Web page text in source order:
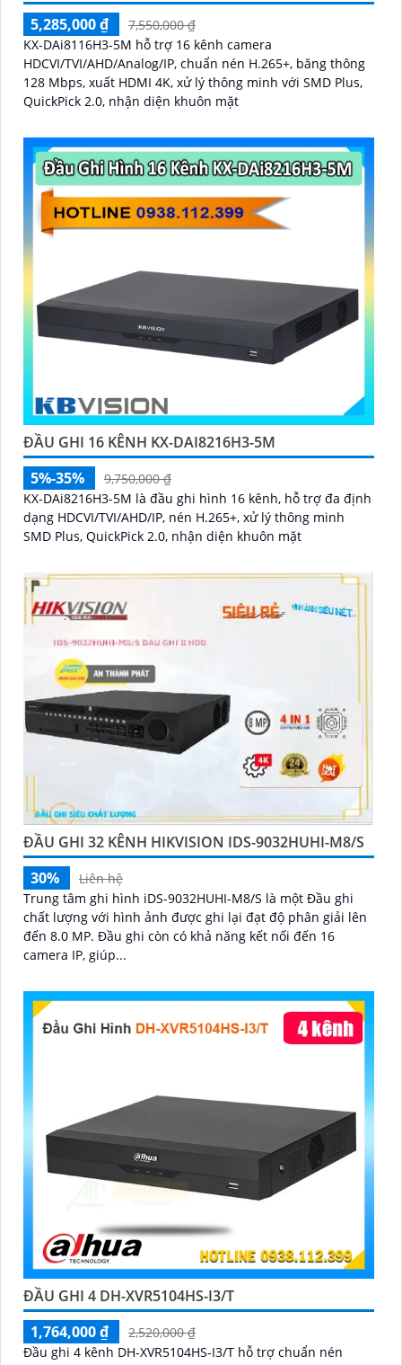
5,285,000 ₫
7,550,000 ₫
KX-DAi8116H3-5M hỗ trợ 16 kênh camera
HDCVI/TVI/AHD/Analog/IP, chuẩn nén H.265+, băng thông
128 Mbps, xuất HDMI 4K, xử lý thông minh với SMD Plus,
QuickPick 2.0, nhận diện khuôn mặt
ĐẦU GHI 16 KÊNH KX-DAI8216H3-5M
5%-35%
9,750,000 ₫
KX-DAi8216H3-5M là đầu ghi hình 16 kênh, hỗ trợ đa định
dạng HDCVI/TVI/AHD/IP, nén H.265+, xử lý thông minh
SMD Plus, QuickPick 2.0, nhận diện khuôn mặt
ĐẦU GHI 32 KÊNH HIKVISION IDS-9032HUHI-M8/S
30%
Liên hệ
Trung tâm ghi hình iDS-9032HUHI-M8/S là một Đầu ghi
chất lượng với hình ảnh được ghi lại đạt độ phân giải lên
đến 8.0 MP. Đầu ghi còn có khả năng kết nối đến 16
camera IP, giúp...
ĐẦU GHI 4 DH-XVR5104HS-I3/T
1,764,000 ₫
2,520,000 ₫
Đầu ghi 4 kênh DH-XVR5104HS-I3/T hỗ trợ chuẩn nén